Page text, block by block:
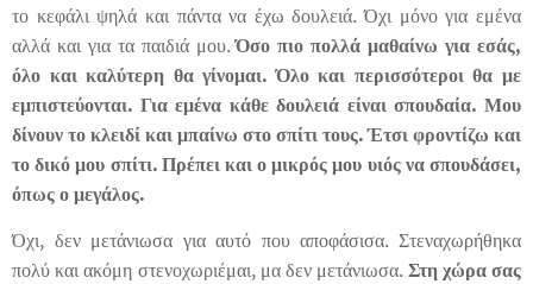
το κεφάλι ψηλά και πάντα να έχω δουλειά. Όχι μόνο για εμένα
αλλά και για τα παιδιά μου.Όσο πιο πολλά μαθαίνω για εσάς,
όλο και καλύτερη θα γίνομαι. Όλο και περισσότεροι θα με
εμπιστεύονται. Για εμένα κάθε δουλειά είναι σπουδαία. Μου
δίνουν το κλειδί και μπαίνω στο σπίτι τους. Έτσι φροντίζω και
το δικό μου σπίτι. Πρέπει και ο μικρός μου υιός να σπουδάσει,
όπως ο μεγάλος.
Όχι, δεν μετάνιωσα για αυτό που αποφάσισα. Στεναχωρήθηκα
πολύ και ακόμη στενοχωριέμαι, μα δεν μετάνιωσα.Στη χώρα σας